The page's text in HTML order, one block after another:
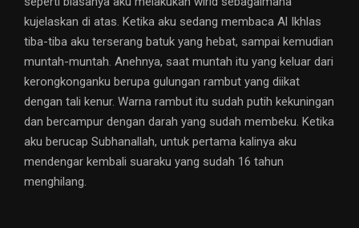
kujelaskan di atas. Ketika aku sedang membaca Al Ikhlas
tiba-tiba aku terserang batuk yang hebat, sampai kemudian
muntah-muntah. Anehnya, saat muntah itu yang keluar dari
kerongkonganku berupa gulungan rambut yang diikat
dengan tali kenur. Warna rambut itu sudah putih kekuningan
dan bercampur dengan darah yang sudah membeku. Ketika
aku berucap Subhanallah, untuk pertama kalinya aku
mendengar kembali suaraku yang sudah 16 tahun
menghilang.